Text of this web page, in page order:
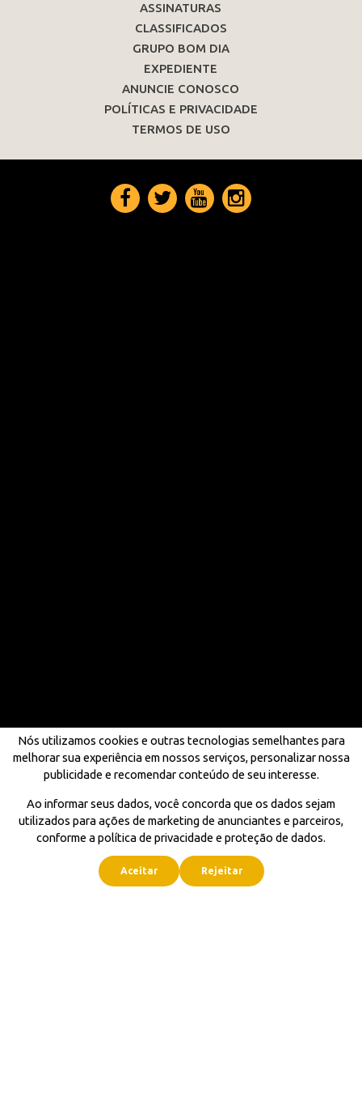
ASSINATURAS
CLASSIFICADOS
GRUPO BOM DIA
EXPEDIENTE
ANUNCIE CONOSCO
POLÍTICAS E PRIVACIDADE
TERMOS DE USO
Nós utilizamos cookies e outras tecnologias semelhantes para
melhorar sua experiência em nossos serviços, personalizar nossa
publicidade e recomendar conteúdo de seu interesse.
Ao informar seus dados, você concorda que os dados sejam
utilizados para ações de marketing de anunciantes e parceiros,
conforme a política de privacidade e proteção de dados.
Aceitar Rejeitar